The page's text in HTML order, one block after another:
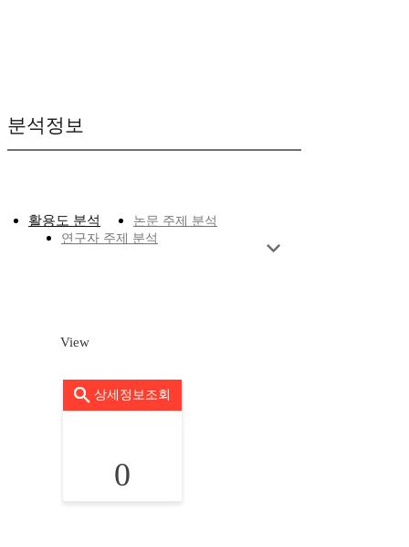
분석정보
활용도 분석
논문 주제 분석
연구자 주제 분석
View
상세정보조회
0